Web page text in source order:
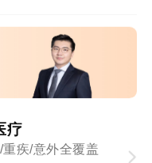
疗
疾/意外全覆盖